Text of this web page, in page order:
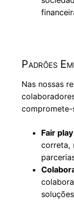
Padrões
Nas nossas
compromete-
Fair
correta,